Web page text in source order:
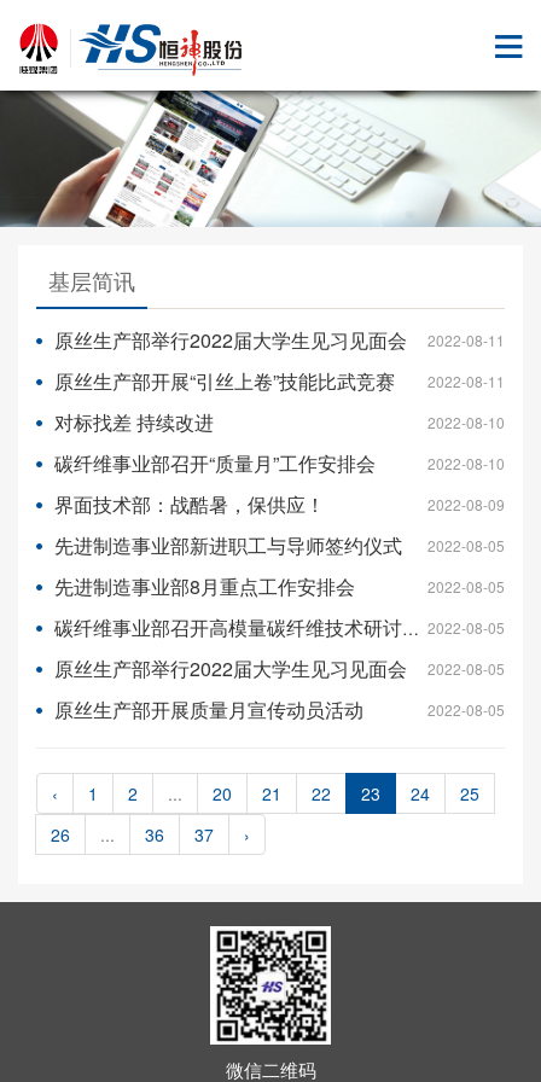
基层简讯
原丝生产部举行2022届大学生见习见面会 2022-08-11
原丝生产部开展“引丝上卷”技能比武竞赛 2022-08-11
对标找差 持续改进 2022-08-10
碳纤维事业部召开“质量月”工作安排会 2022-08-10
界面技术部：战酷暑，保供应！ 2022-08-09
先进制造事业部新进职工与导师签约仪式 2022-08-05
先进制造事业部8月重点工作安排会 2022-08-05
碳纤维事业部召开高模量碳纤维技术研讨会 2022-08-05
原丝生产部举行2022届大学生见习见面会 2022-08-05
原丝生产部开展质量月宣传动员活动 2022-08-05
‹ 1 2 ... 20 21 22 23 24
25
26
... 36 37 ›
微信二维码